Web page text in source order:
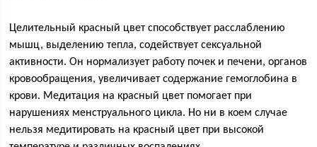
Целительный красный цвет способствует расслаблению
мышц, выделению тепла, содействует сексуальной
активности. Он нормализует работу почек и печени, органов
кровообращения, увеличивает содержание гемоглобина в
крови. Медитация на красный цвет помогает при
нарушениях менструального цикла. Но ни в коем случае
нельзя медитировать на красный цвет при высокой